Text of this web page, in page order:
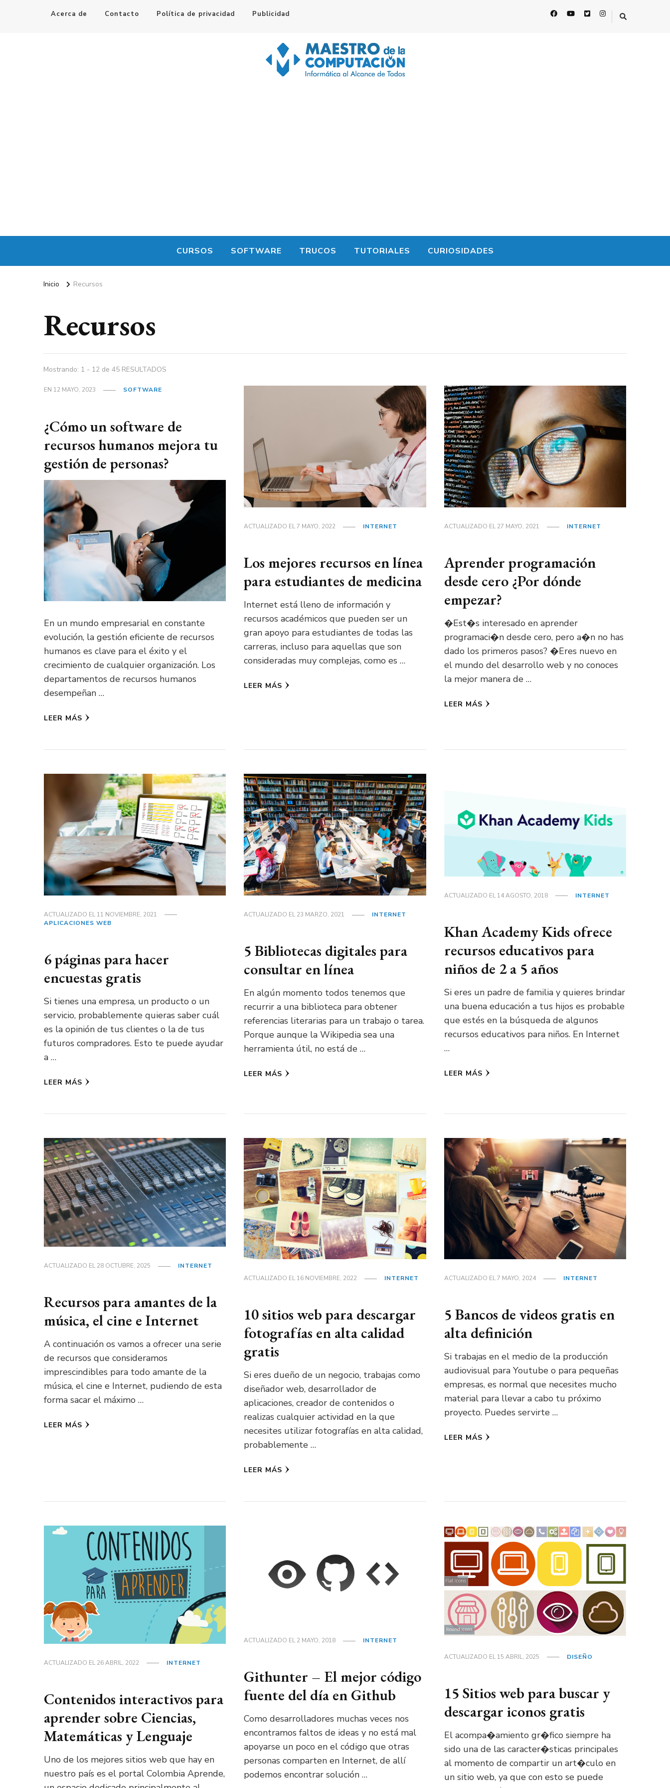
Acerca de Contacto Política de privacidad Publicidad
CURSOS SOFTWARE TRUCOS TUTORIALES CURIOSIDADES
Inicio Recursos
Recursos
Mostrando: 1 - 12 de 45 RESULTADOS
EN 12 MAYO, 2023 SOFTWARE
¿Cómo un software de
recursos humanos mejora tu
gestión de personas?
En un mundo empresarial en constante
evolución, la gestión eficiente de recursos
humanos es clave para el éxito y el
crecimiento de cualquier organización. Los
departamentos de recursos humanos
desempeñan …
LEER MÁS
ACTUALIZADO EL7 MAYO, 2022 INTERNET
Los mejores recursos en línea
para estudiantes de medicina
Internet está lleno de información y
recursos académicos que pueden ser un
gran apoyo para estudiantes de todas las
carreras, incluso para aquellas que son
consideradas muy complejas, como es …
LEER MÁS
ACTUALIZADO EL27 MAYO, 2021 INTERNET
Aprender programación
desde cero ¿Por dónde
empezar?
�Est�s interesado en aprender
programaci�n desde cero, pero a�n no has
dado los primeros pasos? �Eres nuevo en
el mundo del desarrollo web y no conoces
la mejor manera de …
LEER MÁS
ACTUALIZADO EL11 NOVIEMBRE, 2021
APLICACIONES WEB
6 páginas para hacer
encuestas gratis
Si tienes una empresa, un producto o un
servicio, probablemente quieras saber cuál
es la opinión de tus clientes o la de tus
futuros compradores. Esto te puede ayudar
a …
LEER MÁS
ACTUALIZADO EL23 MARZO, 2021 INTERNET
5 Bibliotecas digitales para
consultar en línea
En algún momento todos tenemos que
recurrir a una biblioteca para obtener
referencias literarias para un trabajo o tarea.
Porque aunque la Wikipedia sea una
herramienta útil, no está de …
LEER MÁS
ACTUALIZADO EL14 AGOSTO, 2018 INTERNET
Khan Academy Kids ofrece
recursos educativos para
niños de 2 a 5 años
Si eres un padre de familia y quieres brindar
una buena educación a tus hijos es probable
que estés en la búsqueda de algunos
recursos educativos para niños. En Internet
…
LEER MÁS
ACTUALIZADO EL28 OCTUBRE, 2025 INTERNET
Recursos para amantes de la
música, el cine e Internet
A continuación os vamos a ofrecer una serie
de recursos que consideramos
imprescindibles para todo amante de la
música, el cine e Internet, pudiendo de esta
forma sacar el máximo …
LEER MÁS
ACTUALIZADO EL16 NOVIEMBRE, 2022 INTERNET
10 sitios web para descargar
fotografías en alta calidad
gratis
Si eres dueño de un negocio, trabajas como
diseñador web, desarrollador de
aplicaciones, creador de contenidos o
realizas cualquier actividad en la que
necesites utilizar fotografías en alta calidad,
probablemente …
LEER MÁS
ACTUALIZADO EL7 MAYO, 2024 INTERNET
5 Bancos de videos gratis en
alta definición
Si trabajas en el medio de la producción
audiovisual para Youtube o para pequeñas
empresas, es normal que necesites mucho
material para llevar a cabo tu próximo
proyecto. Puedes servirte …
LEER MÁS
ACTUALIZADO EL26 ABRIL, 2022 INTERNET
Contenidos interactivos para
aprender sobre Ciencias,
Matemáticas y Lenguaje
Uno de los mejores sitios web que hay en
nuestro país es el portal Colombia Aprende,
ACTUALIZADO EL2 MAYO, 2018 INTERNET
Githunter – El mejor código
fuente del día en Github
Como desarrolladores muchas veces nos
encontramos faltos de ideas y no está mal
apoyarse un poco en el código que otras
personas comparten en Internet, de allí
podemos encontrar solución …
ACTUALIZADO EL15 ABRIL, 2025 DISEÑO
15 Sitios web para buscar y
descargar iconos gratis
El acompa�amiento gr�fico siempre ha
sido una de las caracter�sticas principales
al momento de compartir un art�culo en
un sitio web, ya que con esto se puede